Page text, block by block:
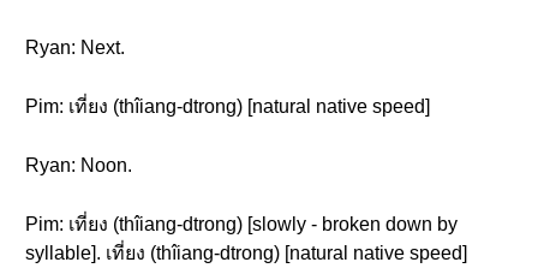
Ryan: Next.
Pim: เที่ยง (thîiang-dtrong) [natural native speed]
Ryan: Noon.
Pim: เที่ยง (thîiang-dtrong) [slowly - broken down by
syllable]. เที่ยง (thîiang-dtrong) [natural native speed]